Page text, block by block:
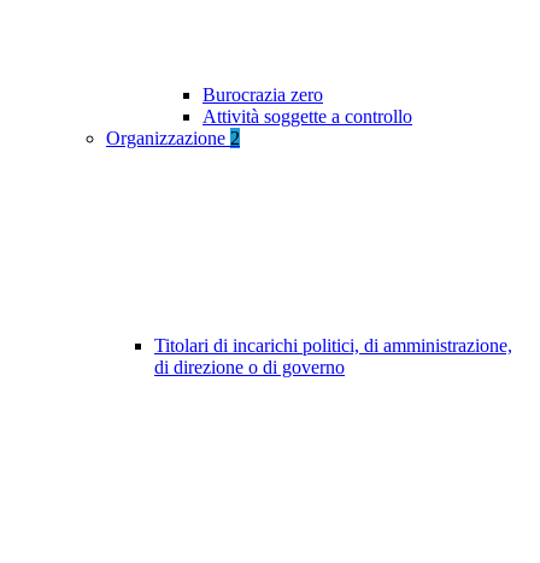
Burocrazia zero
Attività soggette a controllo
Organizzazione 2
Titolari di incarichi politici, di amministrazione,
di direzione o di governo